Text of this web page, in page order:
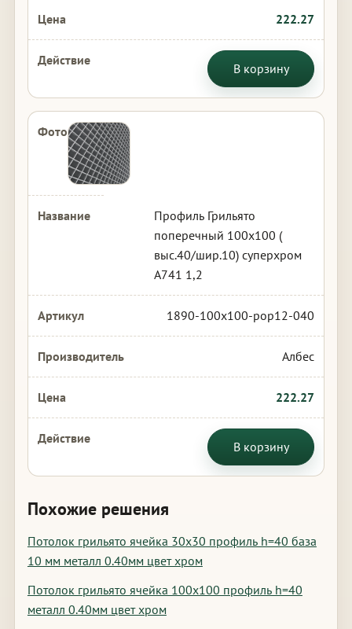
222.27
В корзину
Профиль Грильято
поперечный 100х100 (
выс.40/шир.10) суперхром
А741 1,2
1890-100x100-pop12-040
Албес
222.27
В корзину
Похожие решения
Потолок грильято ячейка 30х30 профиль h=40 база
10 мм металл 0.40мм цвет хром
Потолок грильято ячейка 100х100 профиль h=40
металл 0.40мм цвет хром